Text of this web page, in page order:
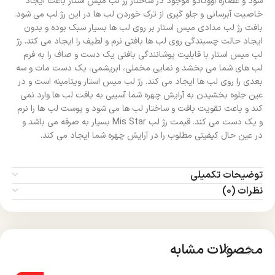
خاصیت آبرسانی و جلو گیری از ترک خوردن لب ها در این رژ لب می شود.
بافت رژ لب مدادی میس استار بر روی لب ها بسیار سبک بوده و بدون
ایجاد حالت چسبندگی روی لب ها بافتی نرم و لطیف را ایجاد می کند. رژ
لب میس استار با قابلیت پوشانندگی بافتی یک دست و صاف را به فرم
لب های شما می بخشد و نمایی مخملی، ابریشمی، یک دست مات و سه
بعدی را روی لب ها ایجاد می کند. رژ لب میس استار ویتامینه است و در
عین جلوه بخشیدن به آرایش چهره شما آسیبی به بافت لب ها وارد نمی
کند و باعث تقویت بافت و ساختار لب ها می شود و پوست لب ها را نرم
و یک دست می کند. قیمت رژ لب Mis Star بسیار به صرفه می باشد و
در عین حال کیفیتی مطلوب را در آرایش چهره شما ایجاد می کند.
توضیحات تکمیلی
نظرات (0)
محصولات مشابه